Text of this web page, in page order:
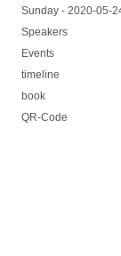
Sunday - 2020-05-
Speakers
Events
timeline
book
QR-Code